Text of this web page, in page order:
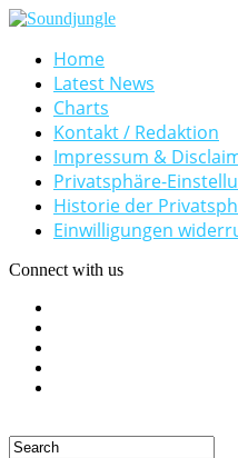
Home
Latest News
Charts
Kontakt / Redaktion
Impressum &
Privatsphäre-
Historie der
Einwilligungen
Connect with us